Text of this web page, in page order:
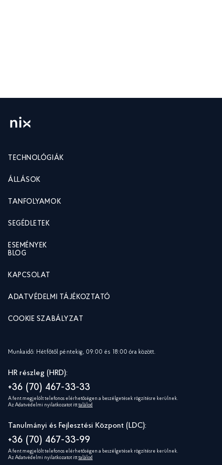
TECHNOLÓGIÁK
ÁLLÁSOK
TANFOLYAMOK
SEGÉDLETEK
ESEMÉNYEK
BLOG
KAPCSOLAT
ADATVÉDELMI TÁJÉKOZTATÓ
COOKIE SZABÁLYZAT
Munkaidő: Hétfőtől péntekig, 09:00 és 18:00 óra között.
HR részleg (HRD):
+36 (70) 467-33-33
A fent megjelölt telefonos elérhetőségen a beszélgetések rögzítésre kerülnek.
Az Adatvédelmi nyilatkozatot itt találod
Tanulmányi és Fejlesztési Központ (LDC):
+36 (70) 467-33-99
A fent megjelölt telefonos elérhetőségen a beszélgetések rögzítésre kerülnek.
Az Adatvédelmi nyilatkozatot itt találod